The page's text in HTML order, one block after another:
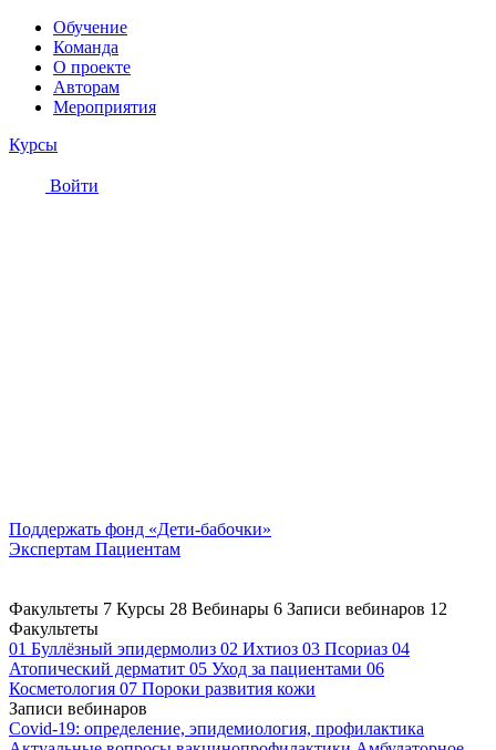
Обучение
Команда
О проекте
Авторам
Мероприятия
Курсы
Войти
Поддержать фонд «Дети-бабочки»
Экспертам Пациентам
Факультеты 7 Курсы 28 Вебинары 6 Записи вебинаров 12
Факультеты
01 Буллёзный эпидермолиз 02 Ихтиоз 03 Псориаз 04
Атопический дерматит 05 Уход за пациентами 06
Косметология 07 Пороки развития кожи
Записи вебинаров
Covid-19: определение, эпидемиология, профилактика